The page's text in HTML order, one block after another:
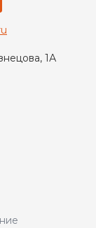
1А